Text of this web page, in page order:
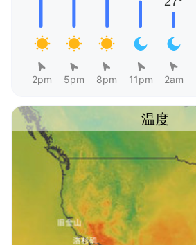
2pm 5pm 8pm 11pm 2am
温度